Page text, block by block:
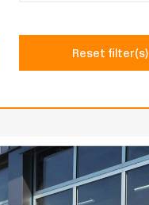
Reset filter(s)